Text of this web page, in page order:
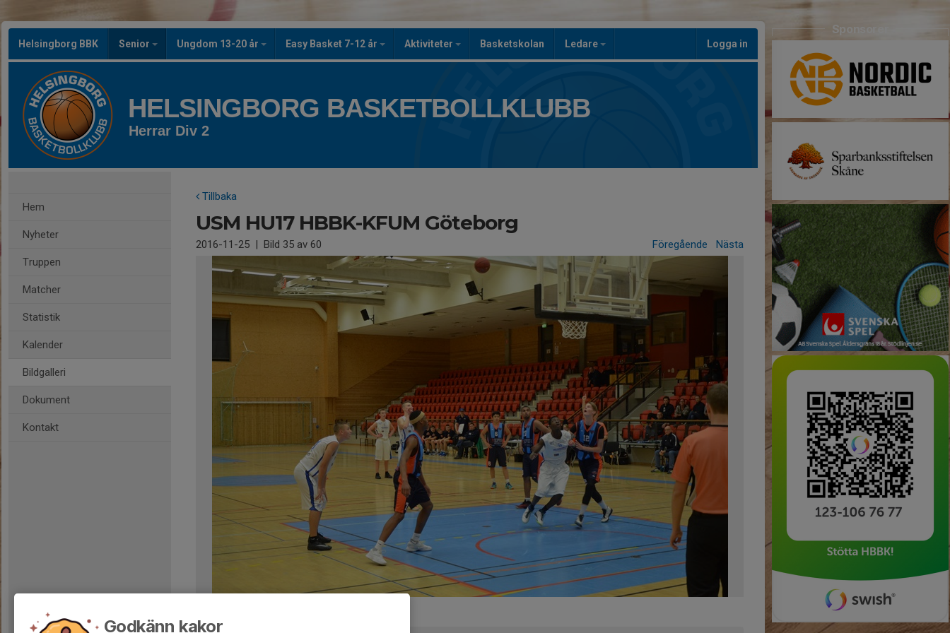
Helsingborg BBK Senior Ungdom 13-20 år Easy Basket 7-12 år Aktiviteter Basketskolan Ledare Logga in
HELSINGBORG BASKETBOLLKLUBB
Herrar Div 2
Hem
Nyheter
Truppen
Matcher
Statistik
Kalender
Bildgalleri
Dokument
Kontakt
Tillbaka
USM HU17 HBBK-KFUM Göteborg
2016-11-25 | Bild 35 av 60 Föregående Nästa
Kommentarer
Sponsorer
Godkänn kakor